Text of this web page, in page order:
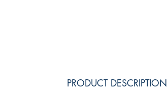
PRODUCT DESCRIPTION